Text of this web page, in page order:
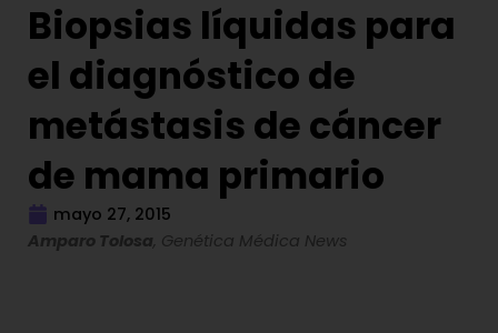
Biopsias líquidas para
el diagnóstico de
metástasis de cáncer
de mama primario
mayo 27, 2015
Amparo Tolosa, Genética Médica News